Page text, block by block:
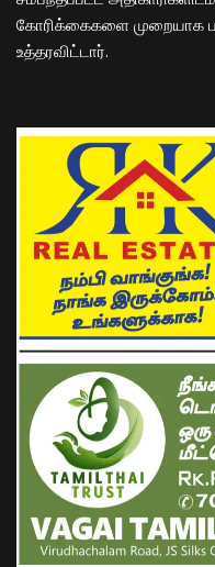
கோரிக்கைகளை முறையாக
உத்தரவிட்டார்.